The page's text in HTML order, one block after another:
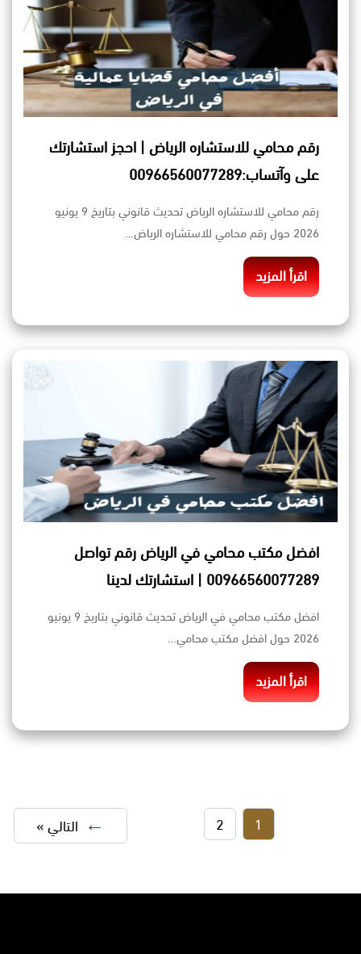
رقم محامي للاستشاره الرياض | احجز استشارتك
على وآتساب:00966560077289
رقم محامي للاستشاره الرياض تحديث قانوني بتاريخ 9 يونيو
2026 حول رقم محامي للاستشاره الرياض…
اقرأ المزيد
افضل مكتب محامي في الرياض رقم تواصل
00966560077289 | استشارتك لدينا
افضل مكتب محامي في الرياض تحديث قانوني بتاريخ 9 يونيو
2026 حول افضل مكتب محامي…
اقرأ المزيد
1
2 التالي »